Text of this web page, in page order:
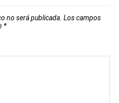
no será publicada. Los campos
*